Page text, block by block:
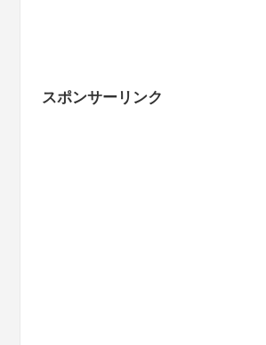
スポンサーリンク